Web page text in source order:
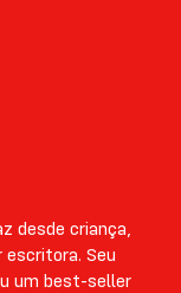
desde criança,
Seu
um best-seller